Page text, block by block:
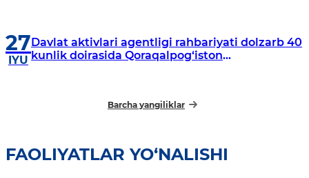
27
IYU
Davlat aktivlari agentligi rahbariyati dolzarb 40
kunlik doirasida Qoraqalpog‘iston
Barcha yangiliklar
FAOLIYATLAR YO‘NALISHI